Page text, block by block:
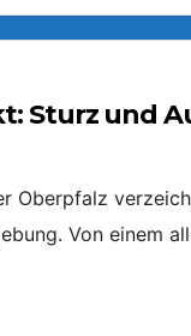
Sturz und
Oberpfalz
Von einem